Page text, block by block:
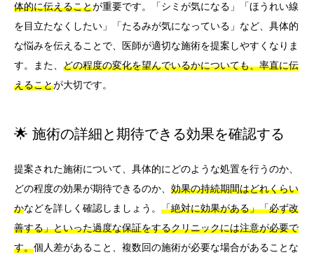
体的に伝えることが重要です。「シミが気になる」「ほうれい線
を目立たなくしたい」「たるみが気になっている」など、具体的
な悩みを伝えることで、医師が適切な施術を提案しやすくなりま
す。また、 どの程度の変化を望んでいるかについても、率直に伝
えることが大切です。
🌟 施術の詳細と期待できる効果を確認する
提案された施術について、具体的にどのような処置を行うのか、
どの程度の効果が期待できるのか、 効果の持続期間はどれくらい
かなどを詳しく確認しましょう。 「絶対に効果がある」「必ず改
善する」といった過度な保証をするクリニックには注意が必要で
す。個人差があること、複数回の施術が必要な場合があることな